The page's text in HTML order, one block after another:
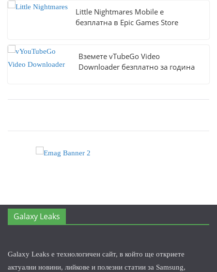
Little Nightmares Mobile е
безплатна в Epic Games Store
Вземете vTubeGo Video
Downloader безплатно за година
Galaxy Leaks
Galaxy Leaks е технологичен сайт, в който ще откриете
актуални новини, лийкове и полезни статии за Samsung,